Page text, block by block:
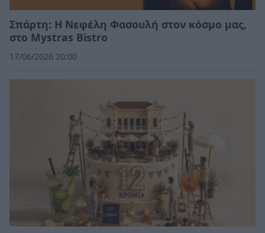
Σπάρτη: Η Νεφέλη Φασουλή στον κόσμο μας,
στο Mystras Bistro
17/06/2026 20:00